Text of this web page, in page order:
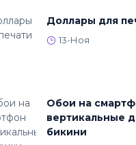
Доллары для
13-Ноя
Обои на смартфон
вертикальные
бикини